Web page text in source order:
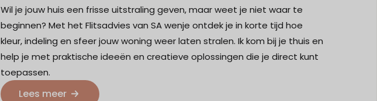
Wil je jouw huis een frisse uitstraling geven, maar weet je niet waar te
beginnen? Met het Flitsadvies van SA wenje ontdek je in korte tijd hoe
kleur, indeling en sfeer jouw woning weer laten stralen. Ik kom bij je thuis en
help je met praktische ideeën en creatieve oplossingen die je direct kunt
toepassen.
Lees meer